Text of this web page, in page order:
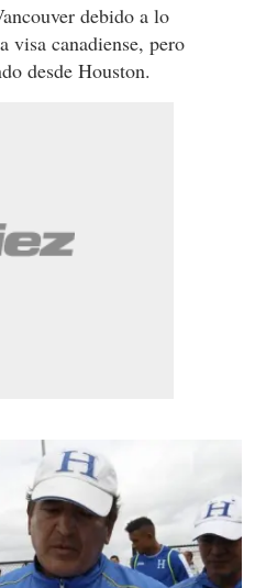
debido a lo
visa canadiense, pero
desde Houston.